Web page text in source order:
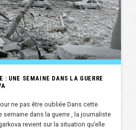
: UNE SEMAINE DANS LA GUERRE
ne pas être oubliée Dans cette
semaine dans la guerre , la journaliste
revient sur la situation qu’elle